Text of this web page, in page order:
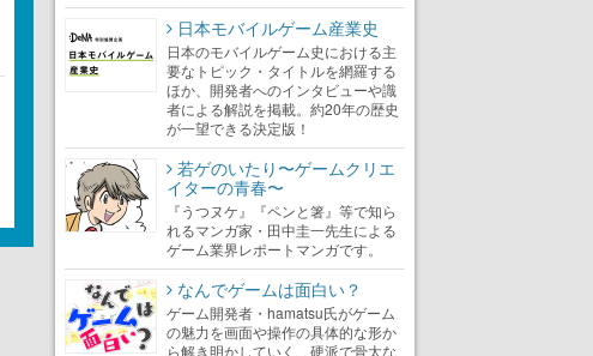
日本モバイルゲーム産業史
日本のモバイルゲーム史における主
要なトピック・タイトルを網羅する
ほか、開発者へのインタビューや識
者による解説を掲載。約20年の歴史
が一望できる決定版！
若ゲのいたり〜ゲームクリエ
イターの青春〜
『うつヌケ』『ペンと箸』等で知ら
れるマンガ家・田中圭一先生による
ゲーム業界レポートマンガです。
なんでゲームは面白い？
ゲーム開発者・hamatsu氏がゲーム
の魅力を画面や操作の具体的な形か
ら解き明かしていく、硬派で骨太な